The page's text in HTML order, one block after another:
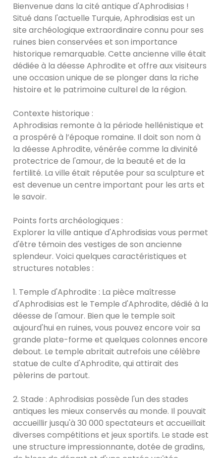
Bienvenue dans la cité antique d'Aphrodisias !
Situé dans l'actuelle Turquie, Aphrodisias est un
site archéologique extraordinaire connu pour ses
ruines bien conservées et son importance
historique remarquable. Cette ancienne ville était
dédiée à la déesse Aphrodite et offre aux visiteurs
une occasion unique de se plonger dans la riche
histoire et le patrimoine culturel de la région.
Contexte historique :
Aphrodisias remonte à la période hellénistique et
a prospéré à l’époque romaine. Il doit son nom à
la déesse Aphrodite, vénérée comme la divinité
protectrice de l'amour, de la beauté et de la
fertilité. La ville était réputée pour sa sculpture et
est devenue un centre important pour les arts et
le savoir.
Points forts archéologiques :
Explorer la ville antique d'Aphrodisias vous permet
d'être témoin des vestiges de son ancienne
splendeur. Voici quelques caractéristiques et
structures notables :
1. Temple d'Aphrodite : La pièce maîtresse
d'Aphrodisias est le Temple d'Aphrodite, dédié à la
déesse de l'amour. Bien que le temple soit
aujourd'hui en ruines, vous pouvez encore voir sa
grande plate-forme et quelques colonnes encore
debout. Le temple abritait autrefois une célèbre
statue de culte d'Aphrodite, qui attirait des
pèlerins de partout.
2. Stade : Aphrodisias possède l'un des stades
antiques les mieux conservés au monde. Il pouvait
accueillir jusqu'à 30 000 spectateurs et accueillait
diverses compétitions et jeux sportifs. Le stade est
une structure impressionnante, dotée de gradins,